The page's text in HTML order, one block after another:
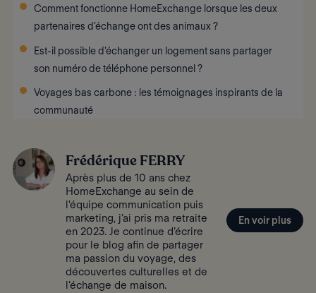
Comment fonctionne HomeExchange lorsque les deux
partenaires d'échange ont des animaux ?
Est-il possible d’échanger un logement sans partager
son numéro de téléphone personnel ?
Voyages bas carbone : les témoignages inspirants de la
communauté
Frédérique FERRY
Après plus de 10 ans chez
HomeExchange au sein de
l'équipe communication puis
marketing, j’ai pris ma retraite
en 2023. Je continue d’écrire
pour le blog afin de partager
ma passion du voyage, des
découvertes culturelles et de
l’échange de maison.
En voir plus